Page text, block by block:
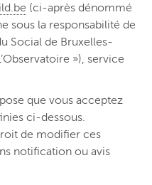
(ci-après dénommé
sous la responsabilité de
Social de Bruxelles-
»), service
que vous acceptez
ci-dessous.
de modifier ces
notification ou avis